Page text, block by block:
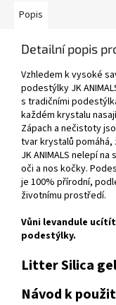
Popis
Detailní popis
Vzhledem k vysoké
podestýlky JK
s tradičními
každém krystalu
Zápach a nečistoty
tvar krystalů
JK ANIMALS nelepí
oči a nos kočky.
je 100% přírodní,
životnímu prostředí.
Vůni levandule
podestýlky.
Litter Silica
Návod k